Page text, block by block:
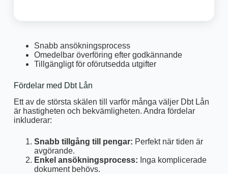
Snabb ansökningsprocess
Omedelbar överföring efter godkännande
Tillgängligt för oförutsedda utgifter
Fördelar med Dbt Lån
Ett av de största skälen till varför många väljer Dbt Lån
är hastigheten och bekvämligheten. Andra fördelar
inkluderar:
Snabb tillgång till pengar: Perfekt när tiden är
avgörande.
Enkel ansökningsprocess: Inga komplicerade
dokument behövs.